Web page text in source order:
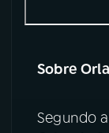
Sobre
Segundo